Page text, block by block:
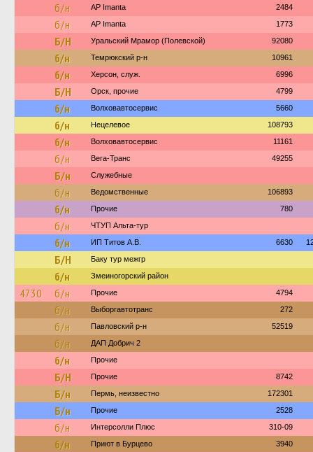
б/н AP Imanta 2484
б/н AP Imanta 1773
Б/Н Уральский Мрамор (Полевской) 92080
б/н Темрюкский р-н 10961
б/н Херсон, служ. 6996
Б/Н Орск, прочие 4799
б/н Волховавтосервис 5660
б/н Нецелевое 108793
б/н Волховавтосервис 11161
б/н Вега-Транс 49255
Б/н Служебные
б/н Ведомственные 106893
б/н Прочие 780
б/н ЧТУП Альта-тур
б/н ИП Титов А.В. 6630
Б/Н Баку тур межгр
б/н Змеиногорский район
4730 б/н Прочие 4794
б/н Выборгавтотранс 272
б/н Павловский р-н 52519
б/н ДАП Добрич 2
б/н Прочие
Б/Н Прочие 8742
Б/н Пермь, неизвестно 172301
Б/н Прочие 2528
б/н Интерсолли Плюс 310-09
б/н Приют в Бурцево 3940